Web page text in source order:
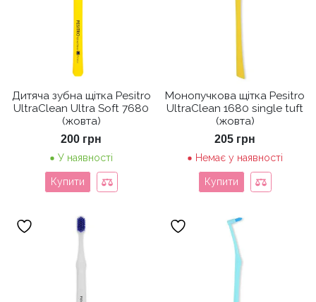
Дитяча зубна щітка Pesitro
UltraClean Ultra Soft 7680
(жовта)
200 грн
У наявності
Купити
Монопучкова щітка Pesitro
UltraClean 1680 single tuft
(жовта)
205 грн
Немає у наявності
Купити